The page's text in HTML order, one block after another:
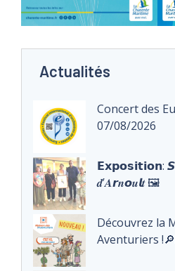
Actualités
Concert des
07/08/2026
𝗘𝘅𝗽𝗼𝘀𝗶𝘁𝗶𝗼𝗻:
𝒅’𝑨𝙧𝒏𝙤𝒖𝙡𝒕 🖼️
Découvrez la
Aventuriers